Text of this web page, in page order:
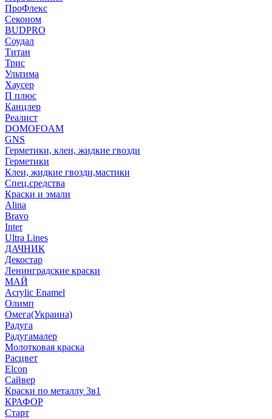
ПроФлекс
Секоном
BUDPRO
Соудал
Титан
Трис
Ультима
Хаусер
П плюс
Канцлер
Реалист
DOMOFOAM
GNS
Герметики, клеи, жидкие гвозди
Герметики
Клеи, жидкие гвозди,мастики
Спец.средства
Краски и эмали
Alina
Bravo
Inter
Ultra Lines
ДАЧНИК
Декостар
Ленинградские краски
МАЙ
Acrylic Enamel
Олимп
Омега(Украина)
Радуга
Радугамалер
Молотковая краска
Расцвет
Elcon
Сайвер
Краски по металлу 3в1
КРАФОР
Старт